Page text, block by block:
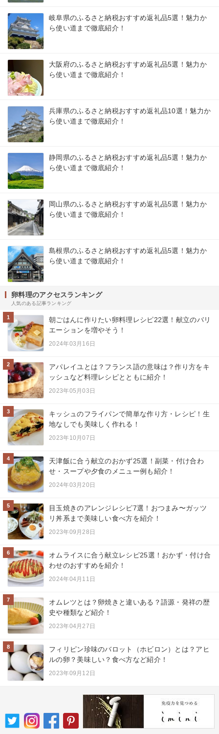
岐阜県のふるさと納税おすすめ返礼品5選！魅力か
ら使い道まで徹底紹介！
大阪府のふるさと納税おすすめ返礼品5選！魅力か
ら使い道まで徹底紹介！
兵庫県のふるさと納税おすすめ返礼品10選！魅力か
ら使い道まで徹底紹介！
静岡県のふるさと納税おすすめ返礼品5選！魅力か
ら使い道まで徹底紹介！
岡山県のふるさと納税おすすめ返礼品5選！魅力か
ら使い道まで徹底紹介！
島根県のふるさと納税おすすめ返礼品5選！魅力か
ら使い道まで徹底紹介！
卵料理のアクセスランキング
人気のある記事ランキング
1
朝ごはんに作りたい卵料理レシピ22選！献立のバリ
エーションを増やそう！
2024年03月16日
2
アパレイユとは？フランス語の意味は？作り方をキ
ッシュなど料理レシピとともに紹介！
2023年05月03日
3
キッシュのフライパンで簡単な作り方・レシピ！生
地なしでも美味しく作れる！
2023年10月07日
4
天津飯に合う献立のおかず25選！副菜・付け合わ
せ・スープや夕食のメニュー例も紹介！
2024年03月20日
5
目玉焼きのアレンジレシピ7選！おつまみ〜ガッツ
リ丼系まで美味しい食べ方を紹介！
2023年09月28日
6
オムライスに合う献立レシピ25選！おかず・付け合
わせのおすすめを紹介！
2024年04月11日
7
オムレツとは？卵焼きと違いある？語源・発祥の歴
史や種類など紹介！
2023年04月27日
8
フィリピン珍味のバロット（ホビロン）とは？アヒ
ルの卵？美味しい？食べ方など紹介！
2023年09月12日